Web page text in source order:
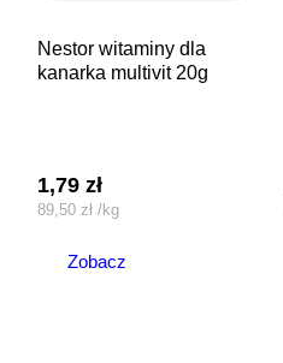
nestor witaminy dla
kanarka multivit 20g
1,79 zł
89,50 zł /kg
Zobacz